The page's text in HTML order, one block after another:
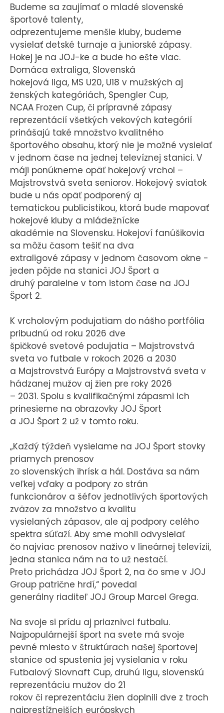
Budeme sa zaujímať o mladé slovenské
športové talenty,
odprezentujeme menšie kluby, budeme
vysielať detské turnaje a juniorské zápasy.
Hokej je na JOJ-ke a bude ho ešte viac.
Domáca extraliga, Slovenská
hokejová liga, MS U20, U18 v mužských aj
ženských kategóriách, Spengler Cup,
NCAA Frozen Cup, či prípravné zápasy
reprezentácií všetkých vekových kategórií
prinášajú také množstvo kvalitného
športového obsahu, ktorý nie je možné vysielať
v jednom čase na jednej televíznej stanici. V
máji ponúkneme opäť hokejový vrchol –
Majstrovstvá sveta seniorov. Hokejový sviatok
bude u nás opäť podporený aj
tematickou publicistikou, ktorá bude mapovať
hokejové kluby a mládežnícke
akadémie na Slovensku. Hokejoví fanúšikovia
sa môžu časom tešiť na dva
extraligové zápasy v jednom časovom okne -
jeden pôjde na stanici JOJ Šport a
druhý paralelne v tom istom čase na JOJ
Šport 2.
K vrcholovým podujatiam do nášho portfólia
pribudnú od roku 2026 dve
špičkové svetové podujatia – Majstrovstvá
sveta vo futbale v rokoch 2026 a 2030
a Majstrovstvá Európy a Majstrovstvá sveta v
hádzanej mužov aj žien pre roky 2026
– 2031. Spolu s kvalifikačnými zápasmi ich
prinesieme na obrazovky JOJ Šport
a JOJ Šport 2 už v tomto roku.
„Každý týždeň vysielame na JOJ Šport stovky
priamych prenosov
zo slovenských ihrísk a hál. Dostáva sa nám
veľkej vďaky a podpory zo strán
funkcionárov a šéfov jednotlivých športových
zväzov za množstvo a kvalitu
vysielaných zápasov, ale aj podpory celého
spektra súťaží. Aby sme mohli odvysielať
čo najviac prenosov naživo v lineárnej televízii,
jedna stanica nám na to už nestačí.
Preto prichádza JOJ Šport 2, na čo sme v JOJ
Group patrične hrdí,“ povedal
generálny riaditeľ JOJ Group Marcel Grega.
Na svoje si prídu aj priaznivci futbalu.
Najpopulárnejší šport na svete má svoje
pevné miesto v štruktúrach našej športovej
stanice od spustenia jej vysielania v roku
Futbalový Slovnaft Cup, druhú ligu, slovenskú
reprezentáciu mužov do 21
rokov či reprezentáciu žien doplnili dve z troch
najprestížnejších európskych